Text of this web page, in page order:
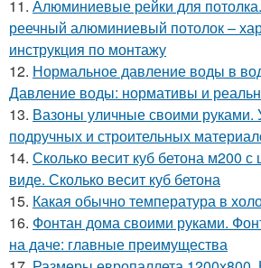
11. Алюминиевые рейки для
реечный алюминиевый потолок –
инструкция по монтажу
12. Нормальное давление воды в
Давление воды: нормативы и
13. Вазоны уличные своими руками.
подручных и строительных
14. Сколько весит куб бетона м200
виде. Сколько весит куб бетона
15. Какая обычно температура в
16. Фонтан дома своими руками.
на даче: главные преимущества